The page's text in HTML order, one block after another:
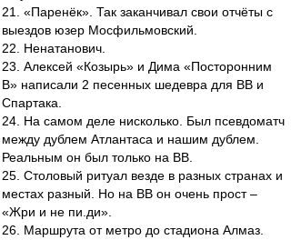
21. «Паренёк». Так заканчивал свои отчёты с
выездов юзер Мосфильмовский.
22. Ненатанович.
23. Алексей «Козырь» и Дима «Посторонним
В» написали 2 песенных шедевра для ВВ и
Спартака.
24. На самом деле нисколько. Был псевдоматч
между дублем Атлантаса и нашим дублем.
Реальным он был только на ВВ.
25. Столовый ритуал везде в разных странах и
местах разный. Но на ВВ он очень прост –
«Жри и не пи.ди».
26. Маршрута от метро до стадиона Алмаз.